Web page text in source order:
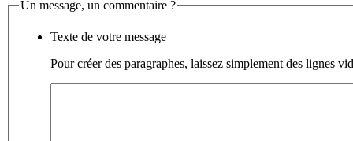
Un message, un commentaire ?
Texte de votre message
Pour créer des paragraphes, laissez simplement des lignes